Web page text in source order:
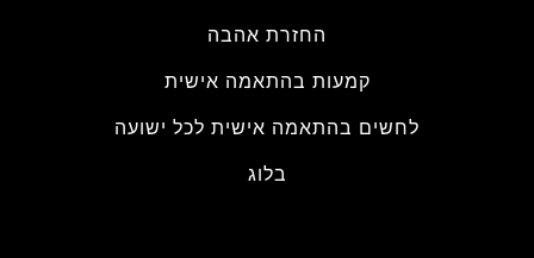
החזרת אהבה
קמעות בהתאמה אישית
לחשים בהתאמה אישית לכל ישועה
בלוג